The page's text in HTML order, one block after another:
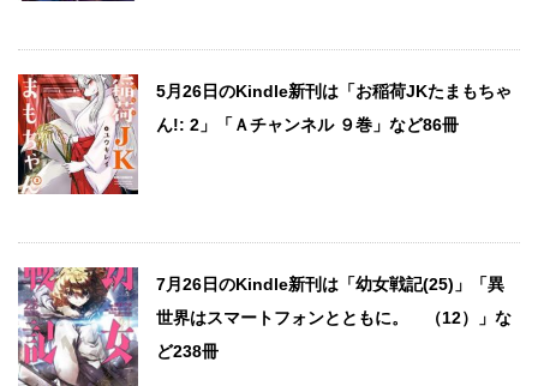
5月26日のKindle新刊は「お稲荷JKたまもちゃ
ん!: 2」「Ａチャンネル ９巻」など86冊
7月26日のKindle新刊は「幼女戦記(25)」「異
世界はスマートフォンとともに。 （12）」な
ど238冊